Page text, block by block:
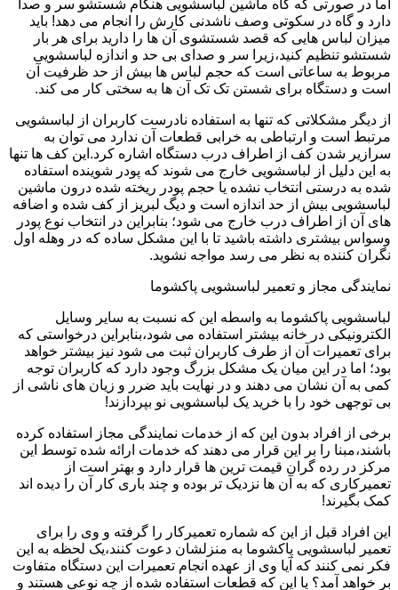
اما در صورتی که گاه ماشین لباسشویی هنگام شستشو سر و صدا
دارد و گاه در سکوتی وصف ناشدنی کارش را انجام می دهد! باید
میزان لباس هایی که قصد شستشوی آن ها را دارید برای هر بار
شستشو تنظیم کنید،زیرا سر و صدای بی حد و اندازه لباسشویی
مربوط به ساعاتی است که حجم لباس ها بیش از حد ظرفیت آن
است و دستگاه برای شستن تک تک آن ها به سختی کار می کند.
از دیگر مشکلاتی که تنها به استفاده نادرست کاربران از لباسشویی
مرتبط است و ارتباطی به خرابی قطعات آن ندارد می توان به
سرازیر شدن کف از اطراف درب دستگاه اشاره کرد.این کف ها تنها
به این دلیل از لباسشویی خارج می شوند که پودر شوینده استفاده
شده به درستی انتخاب نشده یا حجم پودر ریخته شده درون ماشین
لباسشویی بیش از حد اندازه است و دیگ لبریز از کف شده و اضافه
های آن از اطراف درب خارج می شود؛ بنابراین در انتخاب نوع پودر
وسواس بیشتری داشته باشید تا با این مشکل ساده که در وهله اول
نگران کننده به نظر می رسد مواجه نشوید.
نمایندگی مجاز و تعمیر لباسشویی پاکشوما
لباسشویی پاکشوما به واسطه این که نسبت به سایر وسایل
الکترونیکی در خانه بیشتر استفاده می شود،بنابراین درخواستی که
برای تعمیرات آن از طرف کاربران ثبت می شود نیز بیشتر خواهد
بود؛ اما در این میان یک مشکل بزرگ وجود دارد که کاربران توجه
کمی به آن نشان می دهند و در نهایت باید ضرر و زیان های ناشی از
بی توجهی خود را با خرید یک لباسشویی نو بپردازند!
برخی از افراد بدون این که از خدمات نمایندگی مجاز استفاده کرده
باشند،مبنا را بر این قرار می دهند که خدمات ارائه شده توسط این
مرکز در رده گران قیمت ترین ها قرار دارد و بهتر است از
تعمیرکاری که به آن ها نزدیک تر بوده و چند باری کار آن را دیده اند
کمک بگیرند!
این افراد قبل از این که شماره تعمیرکار را گرفته و وی را برای
تعمیر لباسشویی پاکشوما به منزلشان دعوت کنند،یک لحظه به این
فکر نمی کنند که آیا وی از عهده انجام تعمیرات این دستگاه متفاوت
بر خواهد آمد؟ یا این که قطعات استفاده شده از چه نوعی هستند و